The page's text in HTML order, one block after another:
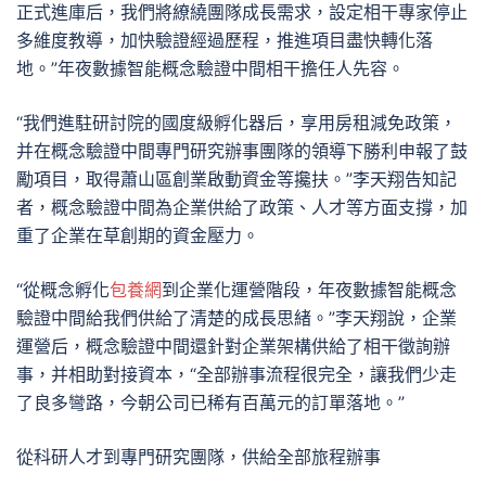
正式進庫后，我們將繚繞團隊成長需求，設定相干專家停止
多維度教導，加快驗證經過歷程，推進項目盡快轉化落
地。”年夜數據智能概念驗證中間相干擔任人先容。
“我們進駐研討院的國度級孵化器后，享用房租減免政策，
并在概念驗證中間專門研究辦事團隊的領導下勝利申報了鼓
勵項目，取得蕭山區創業啟動資金等攙扶。”李天翔告知記
者，概念驗證中間為企業供給了政策、人才等方面支撐，加
重了企業在草創期的資金壓力。
“從概念孵化包養網到企業化運營階段，年夜數據智能概念
驗證中間給我們供給了清楚的成長思緒。”李天翔說，企業
運營后，概念驗證中間還針對企業架構供給了相干徵詢辦
事，并相助對接資本，“全部辦事流程很完全，讓我們少走
了良多彎路，今朝公司已稀有百萬元的訂單落地。”
從科研人才到專門研究團隊，供給全部旅程辦事